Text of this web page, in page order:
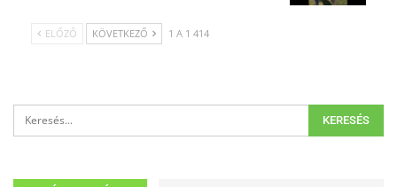
ELŐZŐ KÖVETKEZŐ 1 A 1 414